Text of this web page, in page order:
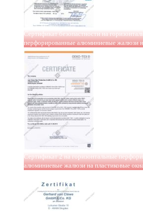
Сертификат безопастности на
перфорированные алюминиевые жалюзи
Сертификат 2 на горизонтальные
алюминиевые жалюзи на пластиковые